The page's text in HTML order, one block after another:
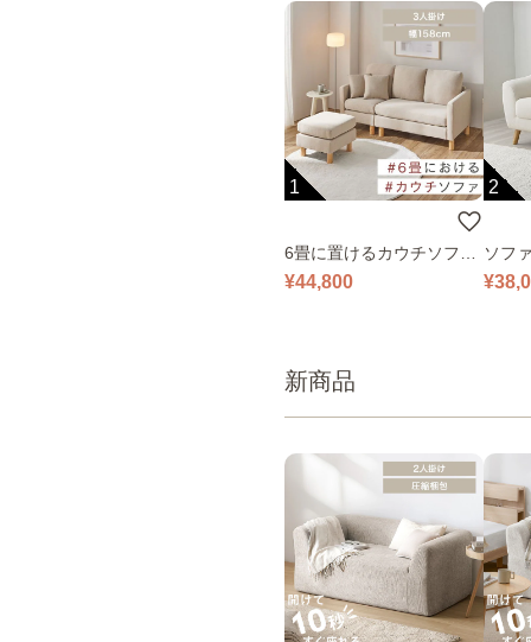
1
6畳に置けるカウチソファ
｜ベージュ
¥44,800
2
ソフ
新商品